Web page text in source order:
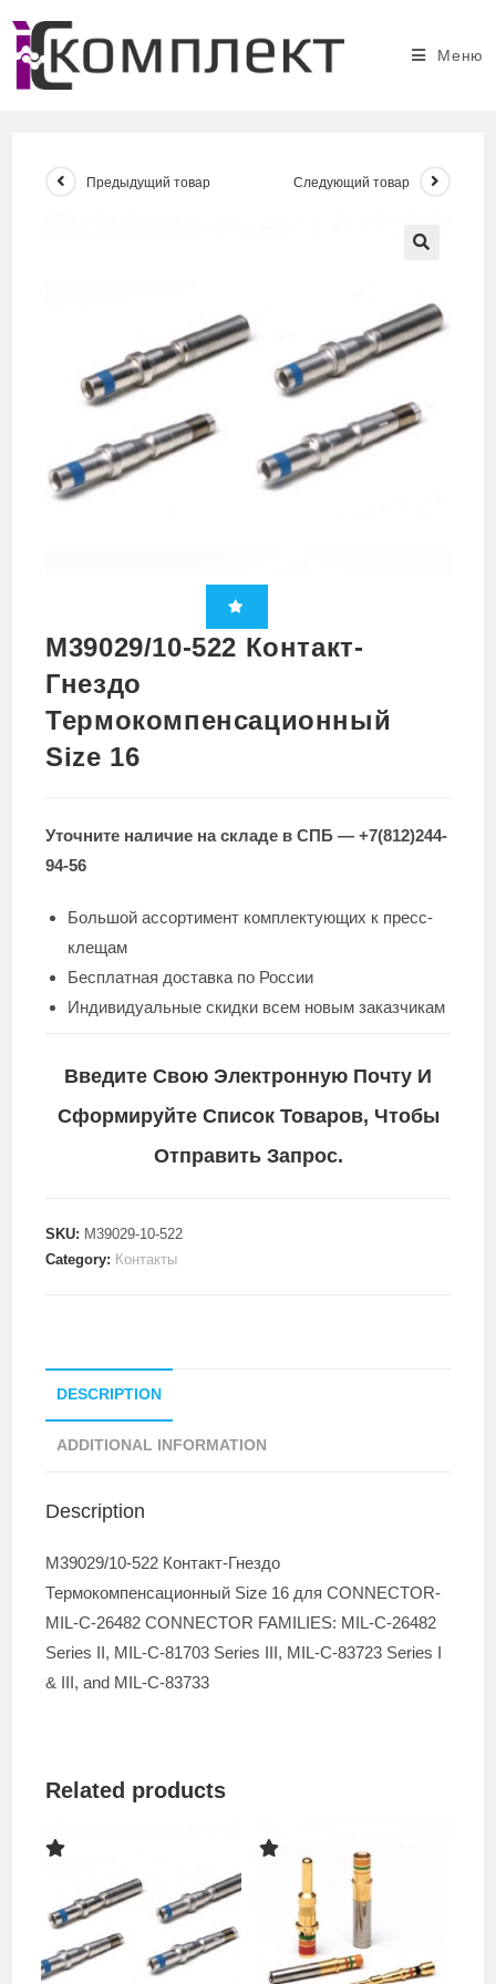
содержимому
Меню
Предыдущий товар Следующий товар
M39029/10-522 Контакт-
Гнездо
Термокомпенсационный
Size 16
Уточните наличие на складе в СПБ — +7(812)244-
94-56
Большой ассортимент комплектующих к пресс-
клещам
Бесплатная доставка по России
Индивидуальные скидки всем новым заказчикам
Введите Свою Электронную Почту И
Сформируйте Список Товаров, Чтобы
Отправить Запрос.
SKU: M39029-10-522
Category: Контакты
DESCRIPTION
ADDITIONAL INFORMATION
Description
M39029/10-522 Контакт-Гнездо
Термокомпенсационный Size 16 для CONNECTOR-
MIL-C-26482 CONNECTOR FAMILIES: MIL-C-26482
Series II, MIL-C-81703 Series III, MIL-C-83723 Series I
& III, and MIL-C-83733
Related products